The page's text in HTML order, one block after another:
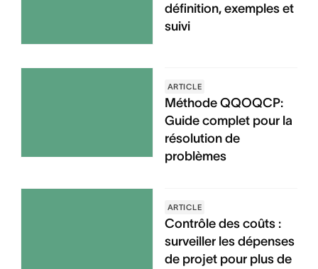
définition, exemples et
suivi
ARTICLE
Méthode QQOQCP:
Guide complet pour la
résolution de
problèmes
ARTICLE
Contrôle des coûts :
surveiller les dépenses
de projet pour plus de